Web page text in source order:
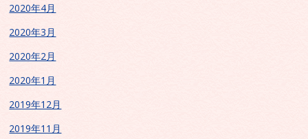
2020年4月
2020年3月
2020年2月
2020年1月
2019年12月
2019年11月